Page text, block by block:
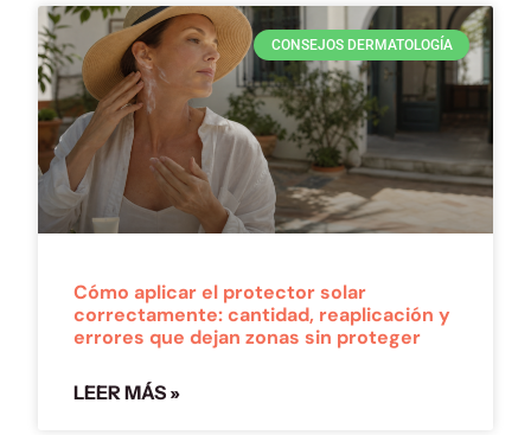
CONSEJOS DERMATOLOGÍA
Cómo aplicar el protector solar
correctamente: cantidad, reaplicación y
errores que dejan zonas sin proteger
LEER MÁS »